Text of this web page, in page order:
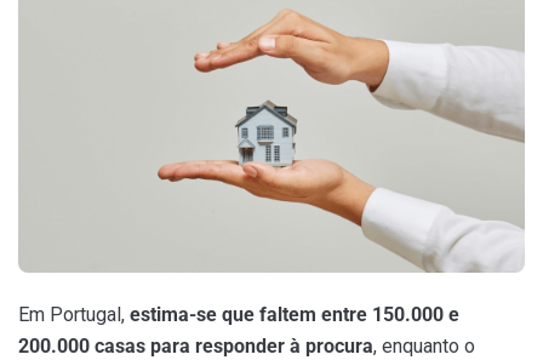
Em Portugal, estima-se que faltem entre 150.000 e
200.000 casas para responder à procura, enquanto o